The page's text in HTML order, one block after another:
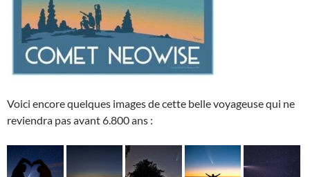
Voici encore quelques images de cette belle voyageuse qui ne
reviendra pas avant 6.800 ans :